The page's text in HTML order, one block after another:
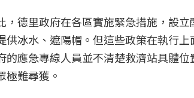
，德里政府在各區實施緊急措施，設
供冰水、遮陽帽。但這些政策在執行
的應急專線人員並不清楚救濟站具體
極難尋獲。